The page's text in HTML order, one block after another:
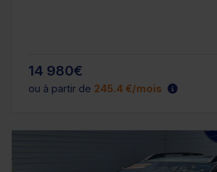
14 980€
ou à partir de 245.4 €/mois